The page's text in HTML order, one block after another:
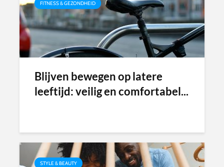
FITNESS & GEZONDHEID
Blijven bewegen op latere
leeftijd: veilig en comfortabel...
STYLE & BEAUTY